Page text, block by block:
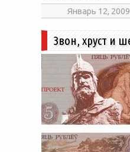
Январь 12,
Звон, хруст и